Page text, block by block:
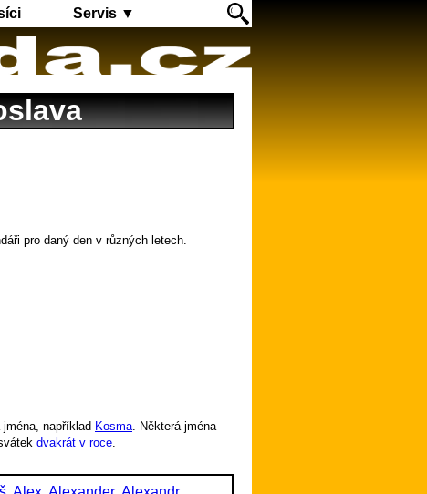
Servis ▼
pro daný den v různých letech.
například Kosma . Některá jména
dvakrát v roce